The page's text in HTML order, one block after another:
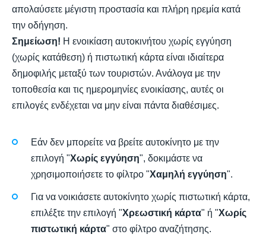
απολαύσετε μέγιστη προστασία και πλήρη ηρεμία κατά
την οδήγηση.
Σημείωση! Η ενοικίαση αυτοκινήτου χωρίς εγγύηση
(χωρίς κατάθεση) ή πιστωτική κάρτα είναι ιδιαίτερα
δημοφιλής μεταξύ των τουριστών. Ανάλογα με την
τοποθεσία και τις ημερομηνίες ενοικίασης, αυτές οι
επιλογές ενδέχεται να μην είναι πάντα διαθέσιμες.
Εάν δεν μπορείτε να βρείτε αυτοκίνητο με την
επιλογή "Χωρίς εγγύηση", δοκιμάστε να
χρησιμοποιήσετε το φίλτρο "Χαμηλή εγγύηση".
Για να νοικιάσετε αυτοκίνητο χωρίς πιστωτική κάρτα,
επιλέξτε την επιλογή "Χρεωστική κάρτα" ή "Χωρίς
πιστωτική κάρτα" στο φίλτρο αναζήτησης.